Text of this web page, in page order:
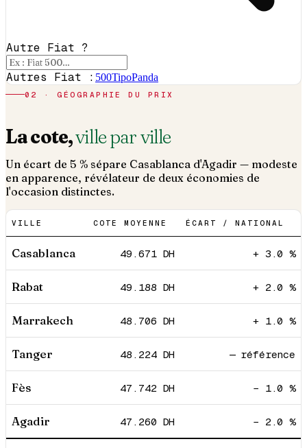
Autre Fiat ?
Autres Fiat : 500TipoPanda
02 · GÉOGRAPHIE DU PRIX
La cote,ville par ville
Un écart de 5 % sépare Casablanca d'Agadir — modeste
en apparence, révélateur de deux économies de
l'occasion distinctes.
VILLE COTE MOYENNE ÉCART / NATIONAL
Casablanca 49.671DH + 3.0 %
Rabat 49.188 DH + 2.0 %
Marrakech 48.706 DH + 1.0 %
Tanger 48.224DH — référence
Fès 47.742 DH − 1.0 %
Agadir 47.260 DH − 2.0 %